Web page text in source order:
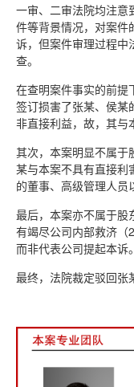
一审、二审法院均注意
件等背景情况，对案件
诉，但案件审理过程中
查。
在查明案件事实的前提
签订损害了张某、侯某
非直接利益，故，其与
其次，本案明显不属于
某与本案不具有直接利
的董事、高级管理人员
最后，本案亦不属于股
有竭尽公司内部救济（
而非代表公司提起本诉。
最终，法院裁定驳回张